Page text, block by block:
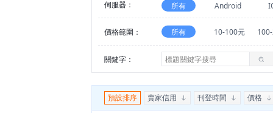
伺服器： 所有 Android
價格範圍： 所有 10-100元
關鍵字：
預設排序 賣家信用 刊登時間 價格